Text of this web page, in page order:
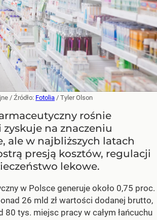
/ Źródło: Fotolia / Tyler Olson
rośnie
na znaczeniu
ale w najbliższych latach
presją kosztów, regulacji
lekowe.
w Polsce generuje około 0,75 proc.
26 mld zł wartości dodanej brutto,
80 tys. miejsc pracy w całym łańcuchu